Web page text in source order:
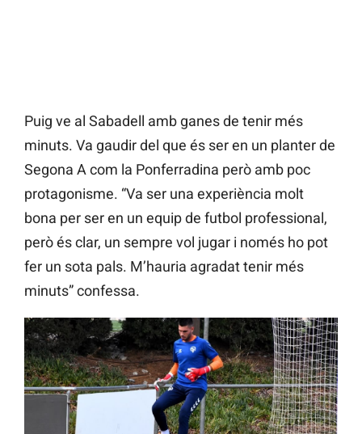
Puig ve al Sabadell amb ganes de tenir més
minuts. Va gaudir del que és ser en un planter de
Segona A com la Ponferradina però amb poc
protagonisme. “Va ser una experiència molt
bona per ser en un equip de futbol professional,
però és clar, un sempre vol jugar i només ho pot
fer un sota pals. M’hauria agradat tenir més
minuts” confessa.